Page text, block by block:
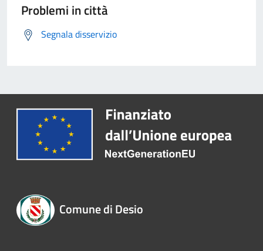
Problemi in città
Segnala disservizio
Comune di Desio